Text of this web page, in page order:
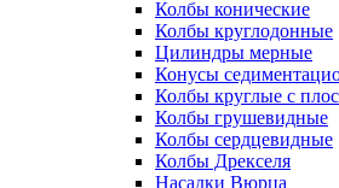
Колбы конические
Колбы круглодонные
Цилиндры мерные
Конусы
Колбы круглые с
Колбы грушевидные
Колбы сердцевидные
Колбы Дрекселя
Насадки Вюрца